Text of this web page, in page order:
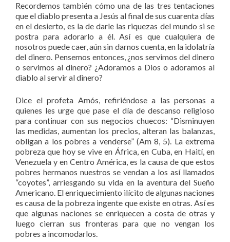
Recordemos también cómo una de las tres tentaciones
que el diablo presenta a Jesús al final de sus cuarenta días
en el desierto, es la de darle las riquezas del mundo si se
postra para adorarlo a él. Así es que cualquiera de
nosotros puede caer, aún sin darnos cuenta, en la idolatría
del dinero. Pensemos entonces, ¿nos servimos del dinero
o servimos al dinero? ¿Adoramos a Dios o adoramos al
diablo al servir al dinero?
Dice el profeta Amós, refiriéndose a las personas a
quienes les urge que pase el día de descanso religioso
para continuar con sus negocios chuecos: “Disminuyen
las medidas, aumentan los precios, alteran las balanzas,
obligan a los pobres a venderse” (Am 8, 5). La extrema
pobreza que hoy se vive en África, en Cuba, en Haití, en
Venezuela y en Centro América, es la causa de que estos
pobres hermanos nuestros se vendan a los así llamados
“coyotes”, arriesgando su vida en la aventura del Sueño
Americano. El enriquecimiento ilícito de algunas naciones
es causa de la pobreza ingente que existe en otras. Así es
que algunas naciones se enriquecen a costa de otras y
luego cierran sus fronteras para que no vengan los
pobres a incomodarlos.